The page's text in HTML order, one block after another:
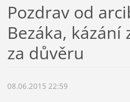
Pozdrav od
Bezáka,
za důvěru
08.06.2015 22:59